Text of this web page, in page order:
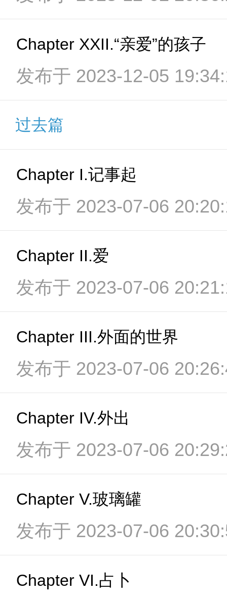
Chapter XXII.“亲爱”的孩子
发布于 2023-12-05
过去篇
Chapter I.记事起
发布于 2023-07-06
Chapter II.爱
发布于 2023-07-06
Chapter III.外面的世界
发布于 2023-07-06
Chapter IV.外出
发布于 2023-07-06
Chapter V.玻璃罐
发布于 2023-07-06
Chapter VI.占卜